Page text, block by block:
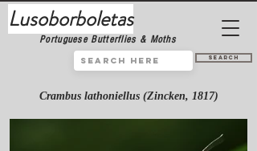
Lusoborboletas
Portuguese Butterflies & Moths
Search
Crambus lathoniellus (Zincken, 1817)